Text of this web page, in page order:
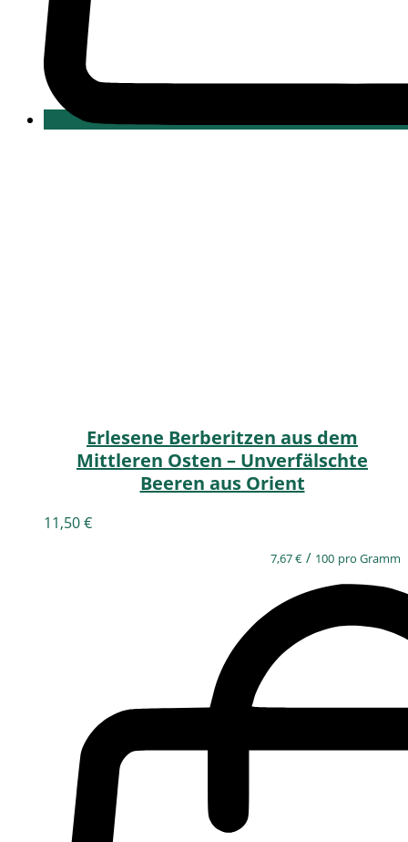
Erlesene Berberitzen aus dem
Mittleren Osten – Unverfälschte
Beeren aus Orient
11,50€
7,67€ / 100 pro Gramm